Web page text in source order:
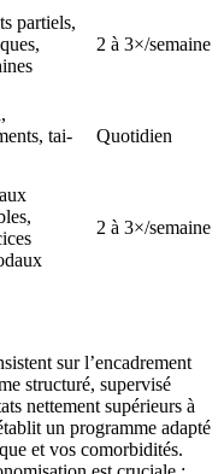
partiels,
2 à 3×/semaine
tai-
Quotidien
2 à 3×/semaine
sur l’encadrement
structuré, supervisé
nettement supérieurs à
un programme adapté
et vos comorbidités.